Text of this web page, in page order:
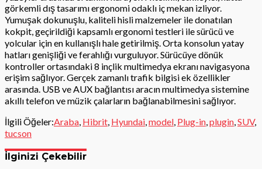
görkemli dış tasarımı ergonomi odaklı iç mekan izliyor.
Yumuşak dokunuşlu, kaliteli hisli malzemeler ile donatılan
kokpit, geçirildiği kapsamlı ergonomi testleri ile sürücü ve
yolcular için en kullanışlı hale getirilmiş. Orta konsolun yatay
hatları genişliği ve ferahlığı vurguluyor. Sürücüye dönük
kontroller ortasındaki 8 inçlik multimedya ekranı navigasyona
erişim sağlıyor. Gerçek zamanlı trafik bilgisi ek özellikler
arasında. USB ve AUX bağlantısı aracın multimedya sistemine
akıllı telefon ve müzik çalarların bağlanabilmesini sağlıyor.
İlgili Öğeler:Araba Hibrit Hyundai model Plug-in plugin SUV,
tucson
İlginizi Çekebilir